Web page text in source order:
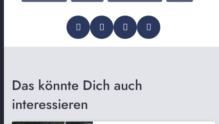
Das könnte Dich auch
interessieren